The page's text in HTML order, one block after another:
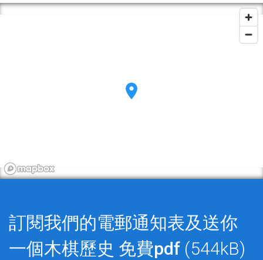
訂閱我們的電郵通知表及送你
一個木棋歷史 免費pdf (544kB)